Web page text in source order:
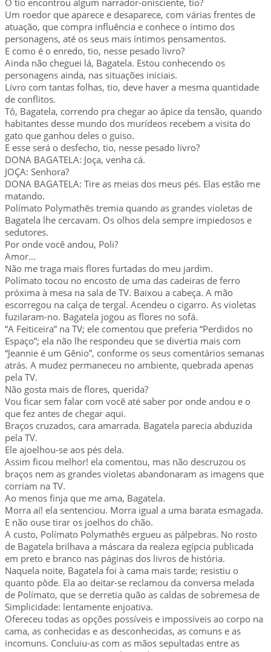
Um roedor que aparece e desaparece, com várias frentes de
atuação, que compra influência e conhece o íntimo dos
personagens, até os seus mais íntimos pensamentos.
E como é o enredo, tio, nesse pesado livro?
Ainda não cheguei lá, Bagatela. Estou conhecendo os
personagens ainda, nas situações iniciais.
Livro com tantas folhas, tio, deve haver a mesma quantidade
de conflitos.
Tô, Bagatela, correndo pra chegar ao ápice da tensão, quando
habitantes desse mundo dos murídeos recebem a visita do
gato que ganhou deles o guiso.
E esse será o desfecho, tio, nesse pesado livro?
DONA BAGATELA: Joça, venha cá.
JOÇA: Senhora?
DONA BAGATELA: Tire as meias dos meus pés. Elas estão me
matando.
Polímato Polymathēs tremia quando as grandes violetas de
Bagatela lhe cercavam. Os olhos dela sempre impiedosos e
sedutores.
Por onde você andou, Poli?
Amor...
Não me traga mais flores furtadas do meu jardim.
Polímato tocou no encosto de uma das cadeiras de ferro
próxima à mesa na sala de TV. Baixou a cabeça. A mão
escorregou na calça de tergal. Acendeu o cigarro. As violetas
fuzilaram-no. Bagatela jogou as flores no sofá.
“A Feiticeira” na TV; ele comentou que preferia “Perdidos no
Espaço”; ela não lhe respondeu que se divertia mais com
“Jeannie é um Gênio”, conforme os seus comentários semanas
atrás. A mudez permaneceu no ambiente, quebrada apenas
pela TV.
Não gosta mais de flores, querida?
Vou ficar sem falar com você até saber por onde andou e o
que fez antes de chegar aqui.
Braços cruzados, cara amarrada. Bagatela parecia abduzida
pela TV.
Ele ajoelhou-se aos pés dela.
Assim ficou melhor! ela comentou, mas não descruzou os
braços nem as grandes violetas abandonaram as imagens que
corriam na TV.
Ao menos finja que me ama, Bagatela.
Morra aí! ela sentenciou. Morra igual a uma barata esmagada.
E não ouse tirar os joelhos do chão.
A custo, Polímato Polymathēs ergueu as pálpebras. No rosto
de Bagatela brilhava a máscara da realeza egípcia publicada
em preto e branco nas páginas dos livros de história.
Naquela noite, Bagatela foi à cama mais tarde; resistiu o
quanto pôde. Ela ao deitar-se reclamou da conversa melada
de Polímato, que se derretia quão as caldas de sobremesa de
Simplicidade: lentamente enjoativa.
Ofereceu todas as opções possíveis e impossíveis ao corpo na
cama, as conhecidas e as desconhecidas, as comuns e as
incomuns. Concluiu-as com as mãos sepultadas entre as